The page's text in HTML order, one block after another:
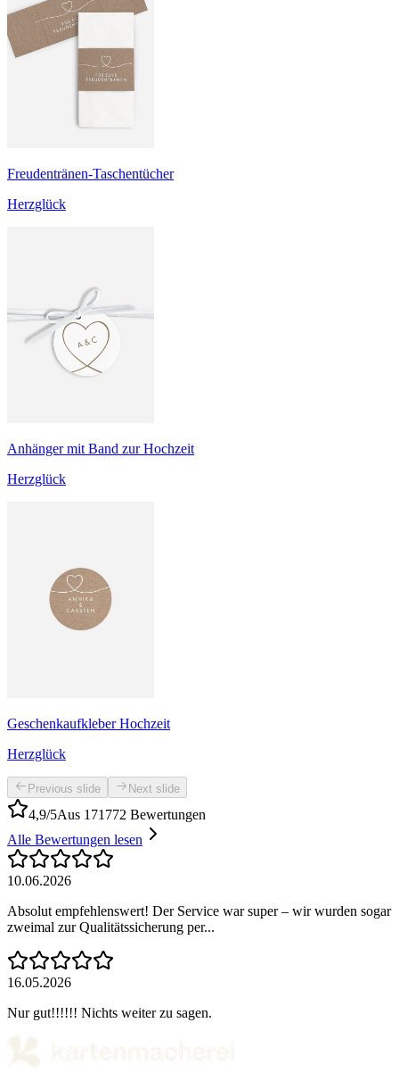
Freudentränen-Taschentücher
Herzglück
Anhänger mit Band zur Hochzeit
Herzglück
Geschenkaufkleber Hochzeit
Herzglück
Previous slide Next slide
4,9/5Aus 171772 Bewertungen
Alle Bewertungen lesen
10.06.2026
Absolut empfehlenswert! Der Service war super – wir wurden sogar
zweimal zur Qualitätssicherung per...
16.05.2026
Nur gut!!!!!! Nichts weiter zu sagen.